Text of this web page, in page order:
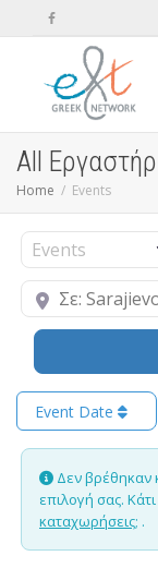
All
Home Events
Select search type
Κοντά
Event Date
Δεν βρέθηκαν
επιλογή σας. Κάτι
καταχωρήσεις; .